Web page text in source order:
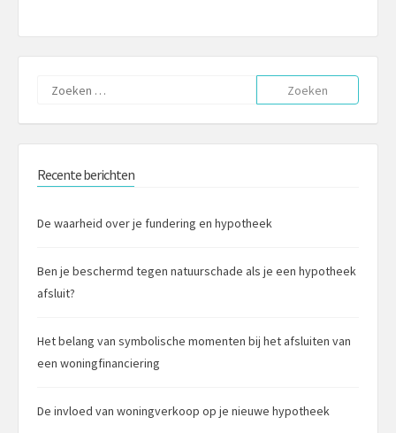
Zoeken
naar:
Recente berichten
De waarheid over je fundering en hypotheek
Ben je beschermd tegen natuurschade als je een hypotheek
afsluit?
Het belang van symbolische momenten bij het afsluiten van
een woningfinanciering
De invloed van woningverkoop op je nieuwe hypotheek